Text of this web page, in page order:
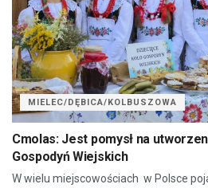
MIELEC/DĘBICA/KOLBUSZOWA
Cmolas: Jest pomysł na
Gospodyń Wiejskich
W wielu miejscowościach w Polsce